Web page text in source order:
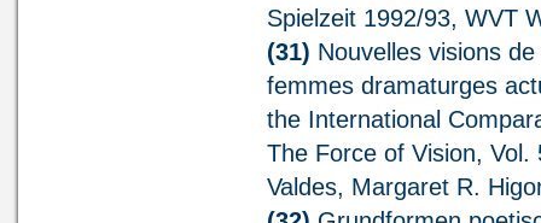
Spielzeit 1992/93, WVT
(31) Nouvelles visions
femmes dramaturges
the International
The Force of Vision,
Valdes, Margaret R.